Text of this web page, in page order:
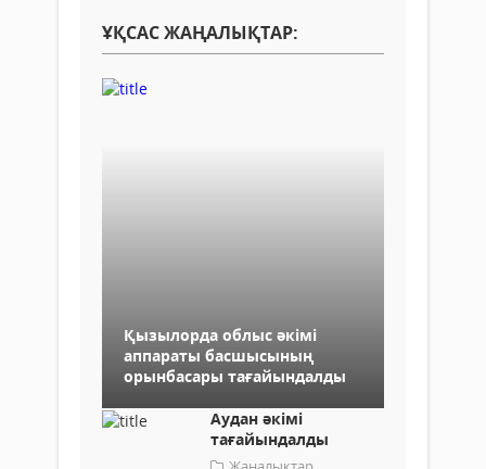
ҰҚСАС ЖАҢАЛЫҚТАР:
Қызылорда облыс әкімі
аппараты басшысының
орынбасары тағайындалды
Аудан әкімі
тағайындалды